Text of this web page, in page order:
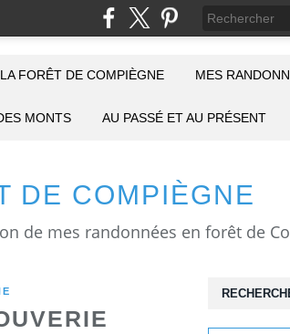
DE COMPIÈGNE
LA FORÊT DE COMPIÈGNE MES
MONTS AU PASSÉ ET AU PRÉSENT